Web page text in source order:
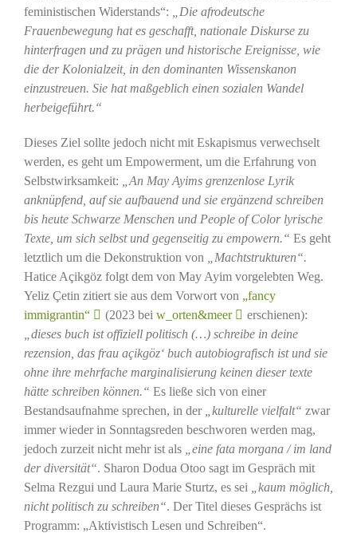
feministischen Widerstands“:
„Die afrodeutsche
Frauenbewegung hat es geschafft, nationale Diskurse zu
hinterfragen und zu prägen und historische Ereignisse, wie
die der Kolonialzeit, in den dominanten Wissenskanon
einzustreuen. Sie hat maßgeblich einen sozialen Wandel
herbeigeführt.“
Dieses Ziel sollte jedoch nicht mit Eskapismus verwechselt
werden, es geht um Empowerment, um die Erfahrung von
Selbstwirksamkeit:
„An May Ayims grenzenlose Lyrik
anknüpfend, auf sie aufbauend und sie ergänzend schreiben
bis heute Schwarze Menschen und People of Color lyrische
Texte, um sich selbst und gegenseitig zu empowern.“ Es geht
letztlich um die Dekonstruktion von
„Machtstrukturen“.
Hatice Açikgöz folgt dem von May Ayim vorgelebten Weg.
Yeliz Çetin zitiert sie aus dem Vorwort von „fancy
immigrantin“
(2023 bei w_orten&meer
erschienen):
„dieses buch ist offiziell politisch (…) schreibe in deine
rezension, das frau açikgöz‘ buch autobiografisch ist und sie
ohne ihre mehrfache marginalisierung keinen dieser texte
hätte schreiben können.“ Es ließe sich von einer
Bestandsaufnahme sprechen, in der
„kulturelle vielfalt“ zwar
immer wieder in Sonntagsreden beschworen werden mag,
jedoch zurzeit nicht mehr ist als
„eine fata morgana / im land
der diversität“. Sharon Dodua Otoo sagt im Gespräch mit
Selma Rezgui und Laura Marie Sturtz, es sei
„kaum möglich,
nicht politisch zu schreiben“. Der Titel dieses Gesprächs ist
Programm: „Aktivistisch Lesen und Schreiben“.